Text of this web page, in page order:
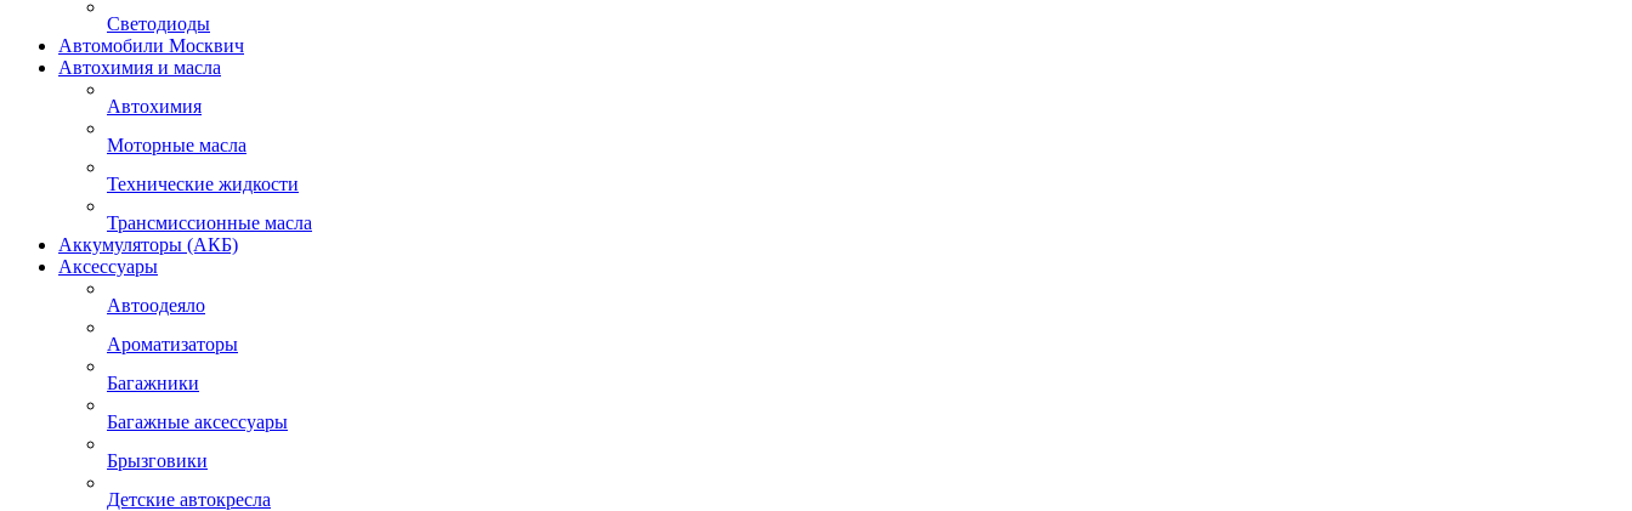
Светодиоды
Автомобили Москвич
Автохимия и масла
Автохимия
Моторные масла
Технические жидкости
Трансмиссионные масла
Аккумуляторы (АКБ)
Аксессуары
Автоодеяло
Ароматизаторы
Багажники
Багажные аксессуары
Брызговики
Детские автокресла